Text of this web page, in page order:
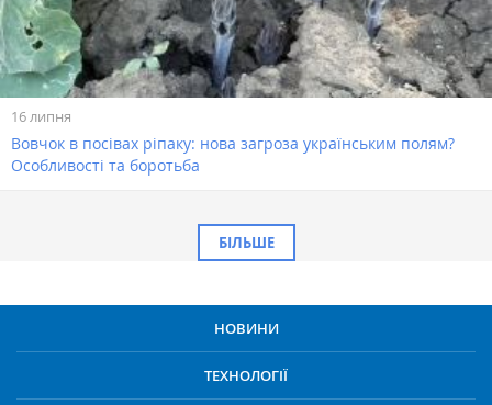
16 липня
Вовчок в посівах ріпаку: нова загроза українським полям?
Особливості та боротьба
БІЛЬШЕ
НОВИНИ
ТЕХНОЛОГІЇ